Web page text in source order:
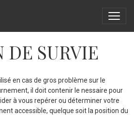
DE SURVIE
en cas de gros problème sur le
il doit contenir le nessaire pour
à vous repérer ou déterminer votre
accessible, quelque soit la position du